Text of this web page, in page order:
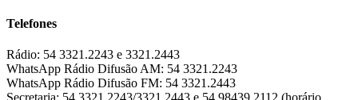
Telefones
Rádio: 54 3321.2243 e 3321.2443
WhatsApp Rádio Difusão AM: 54 3321.2243
WhatsApp Rádio Difusão FM: 54 3321.2443
Secretaria: 54 3321.2243/3321.2443 e 54 98439.2112 (horário